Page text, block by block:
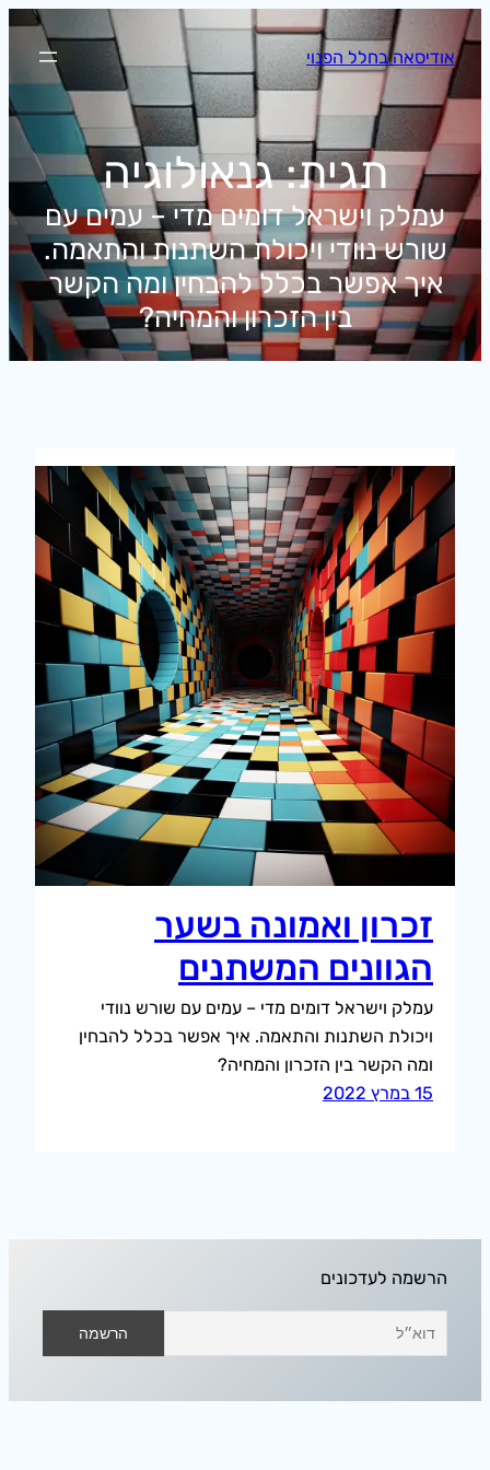
לדלג
לתוכןאודיסאה בחלל הפנוי
תגית:גנאולוגיה
עמלק וישראל דומים מדי – עמים עם
שורש נוודי ויכולת השתנות והתאמה.
איך אפשר בכלל להבחין ומה הקשר
בין הזכרון והמחיה?
זכרון ואמונה בשער
הגוונים המשתנים
עמלק וישראל דומים מדי – עמים עם שורש נוודי
ויכולת השתנות והתאמה. איך אפשר בכלל להבחין
ומה הקשר בין הזכרון והמחיה?
15 במרץ 2022
הרשמה לעדכונים